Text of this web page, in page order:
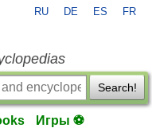
RU DE ES FR
Search!
Игры ⚽